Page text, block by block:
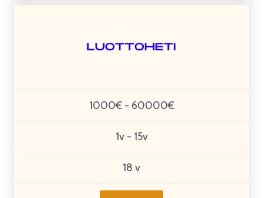
1000€ - 60000€
1v - 15v
18 v